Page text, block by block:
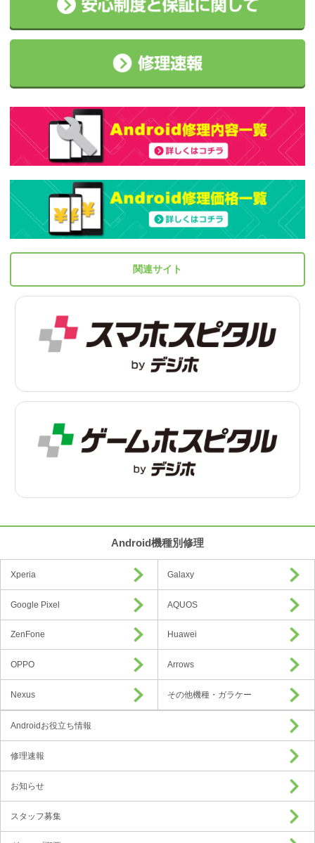
関連サイト
Android機種別修理
Xperia Galaxy
Google Pixel AQUOS
ZenFone Huawei
OPPO Arrows
Nexus その他機種・ガラケー
Androidお役立ち情報
修理速報
お知らせ
スタッフ募集